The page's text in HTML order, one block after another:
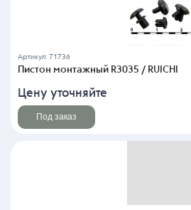
Артикул: 71736
Пистон монтажный R3035 / RUICHI
Цену уточняйте
Под заказ